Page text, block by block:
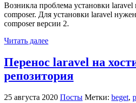
Возникла проблема установки laravel
composer. Для установки laravel
composer версии 2.
Читать далее
Перенос laravel на
репозитория
25 августа 2020 Посты Метки: beget,